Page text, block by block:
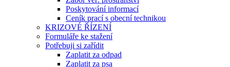
Poskytování informací
Ceník prací s obecní technikou
KRIZOVÉ ŘÍZENÍ
Formuláře ke stažení
Potřebuji si zařídit
Zaplatit za odpad
Zaplatit za psa